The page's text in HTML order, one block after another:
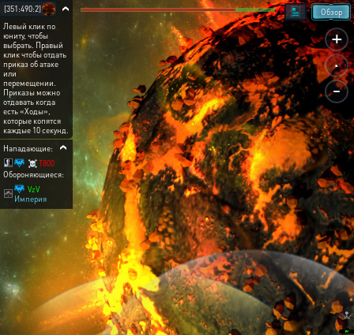
+
.
-
Обзор
[351:490:2]
Левый клик по
юниту, чтобы
выбрать. Правый
клик чтобы отдать
приказ об атаке
или
перемещении.
Приказы можно
отдавать когда
есть «Ходы»,
которые копятся
каждые 10 секунд.
Нападающие:
☠ T800
Обороняющиеся:
VzV
Империя